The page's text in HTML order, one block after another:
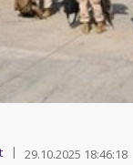
29.10.2025 18:46:18